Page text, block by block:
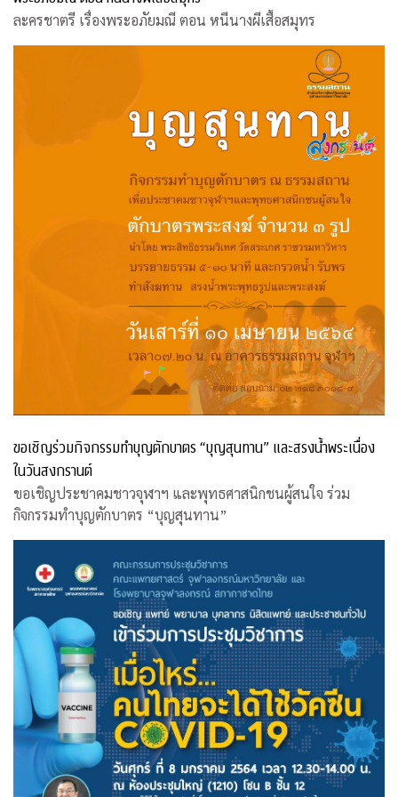
ละครชาตรี เรื่องพระอภัยมณี ตอน หนีนางผีเสื้อสมุทร
ขอเชิญร่วมกิจกรรมทำบุญตักบาตร “บุญสุนทาน” และสรงน้ำพระเนื่อง
ในวันสงกรานต์
ขอเชิญประชาคมชาวจุฬาฯ และพุทธศาสนิกชนผู้สนใจ ร่วม
กิจกรรมทำบุญตักบาตร “บุญสุนทาน”